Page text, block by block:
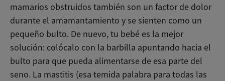
mamarios obstruidos también son un factor de dolor
durante el amamantamiento y se sienten como un
pequeño bulto. De nuevo, tu bebé es la mejor
solución: colócalo con la barbilla apuntando hacia el
bulto para que pueda alimentarse de esa parte del
seno. La mastitis (esa temida palabra para todas las